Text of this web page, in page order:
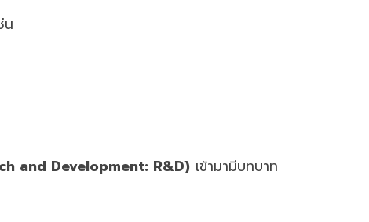
น
and Development: R&D) เข้ามามีบทบาท